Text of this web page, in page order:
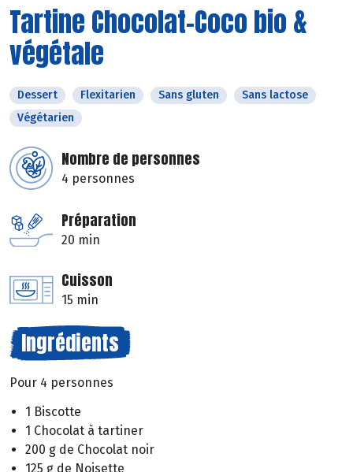
Tartine Chocolat-Coco bio &
végétale
Dessert Flexitarien Sans gluten
Sans lactose
Végétarien
Nombre de personnes
4 personnes
Préparation
20 min
Cuisson
15 min
Ingrédients
Pour 4 personnes
1 Biscotte
1 Chocolat à tartiner
200 g de Chocolat noir
125 g de Noisette